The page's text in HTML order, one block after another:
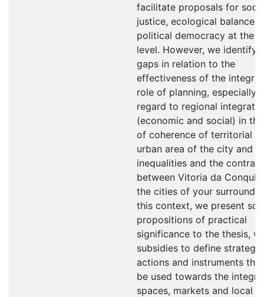
facilitate proposals for
justice, ecological balance
political democracy at the
level. However, we identify
gaps in relation to the
effectiveness of the
role of planning, especially
regard to regional
(economic and social) in
of coherence of territorial
urban area of the city and
inequalities and the
between Vitoria da
the cities of your
this context, we present
propositions of practical
significance to the thesis,
subsidies to define strategic
actions and instruments
be used towards the
spaces, markets and local